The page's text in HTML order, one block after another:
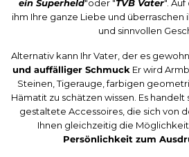
ein Superheld"oder "TVB Vater".
ihm Ihre ganze Liebe und
und sinnvollen
Alternativ kann Ihr Vater, der es
und auffälliger Schmuck Er wird
Steinen, Tigerauge, farbigen
Hämatit zu schätzen wissen. Es
gestaltete Accessoires, die sich von
Ihnen gleichzeitig die
Persönlichkeit zum